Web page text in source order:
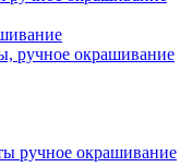
ручное окрашивание
ручное окрашивание